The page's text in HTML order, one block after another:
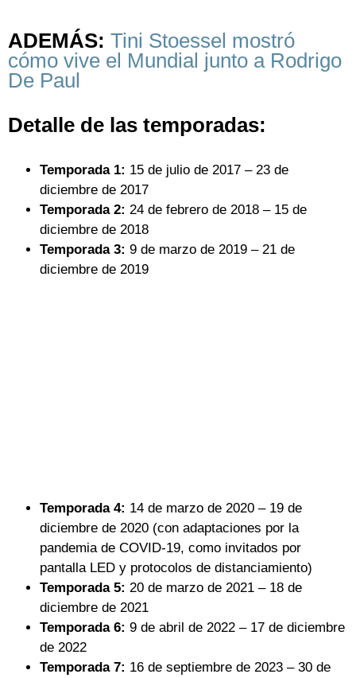
ADEMÁS: Tini Stoessel mostró
cómo vive el Mundial junto a Rodrigo
De Paul
Detalle de las temporadas:
Temporada 1: 15 de julio de 2017 – 23 de
diciembre de 2017
Temporada 2: 24 de febrero de 2018 – 15 de
diciembre de 2018
Temporada 3: 9 de marzo de 2019 – 21 de
diciembre de 2019
Temporada 4: 14 de marzo de 2020 – 19 de
diciembre de 2020 (con adaptaciones por la
pandemia de COVID-19, como invitados por
pantalla LED y protocolos de distanciamiento)
Temporada 5: 20 de marzo de 2021 – 18 de
diciembre de 2021
Temporada 6: 9 de abril de 2022 – 17 de diciembre
de 2022
Temporada 7: 16 de septiembre de 2023 – 30 de